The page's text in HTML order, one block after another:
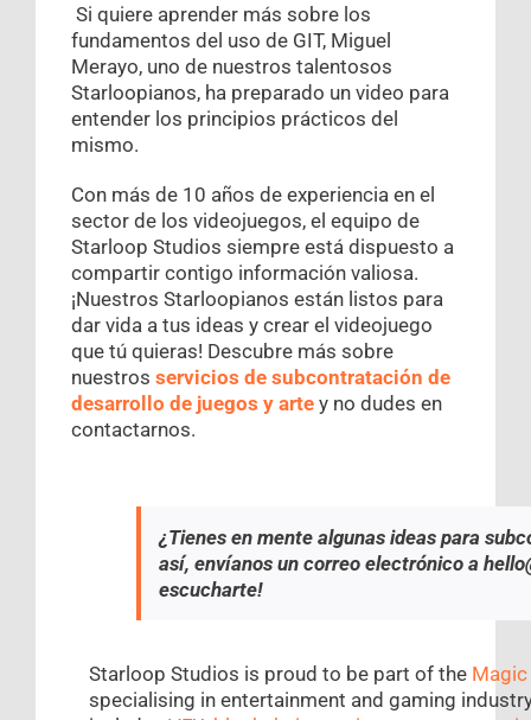
Si quiere aprender más sobre los
fundamentos del uso de GIT, Miguel
Merayo, uno de nuestros talentosos
Starloopianos, ha preparado un video para
entender los principios prácticos del
mismo.
Con más de 10 años de experiencia en el
sector de los videojuegos, el equipo de
Starloop Studios siempre está dispuesto a
compartir contigo información valiosa.
¡Nuestros Starloopianos están listos para
dar vida a tus ideas y crear el videojuego
que tú quieras! Descubre más sobre
nuestros servicios de subcontratación de
desarrollo de juegos y arte y no dudes en
contactarnos.
¿Tienes en mente algunas ideas para
así, envíanos un correo electrónico a
escucharte!
Starloop Studios is proud to be part of the
specialising in entertainment and gaming